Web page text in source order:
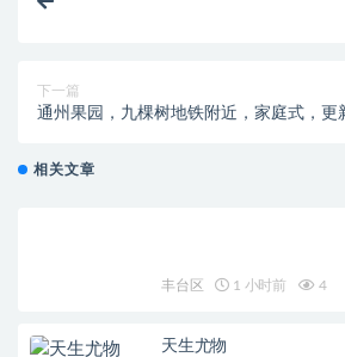
下一篇
通州果园，九棵树地铁附近，家庭式，更
相关文章
丰台区 1 小时前 4
天生尤物